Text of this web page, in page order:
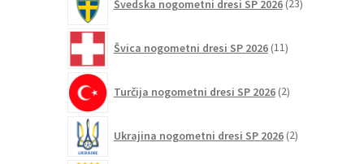
Švedska nogometni dresi SP 2026 23izdelkov
Švica nogometni dresi SP 2026 11izdelkov
Turčija nogometni dresi SP 2026 2izdelka
Ukrajina nogometni dresi SP 2026 2izdelka